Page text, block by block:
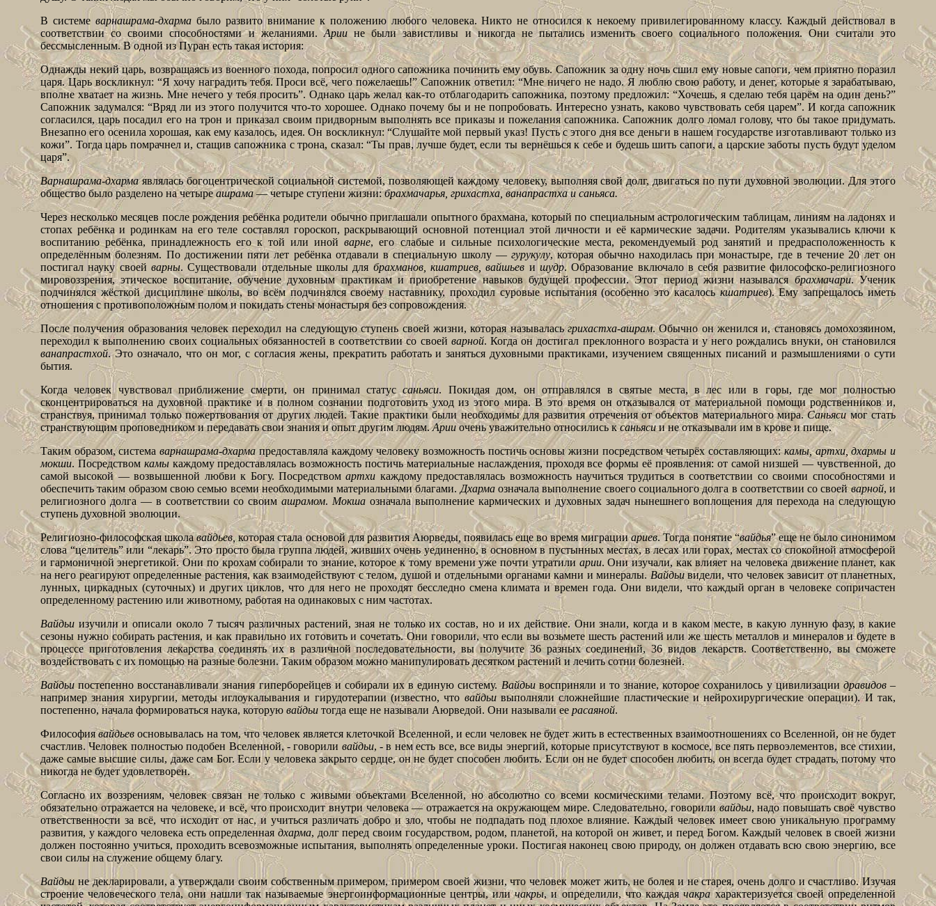
В системе варнашрама-дхарма было развито внимание к положению любого человека. Никто не относился к некоему привилегированному классу. Каждый действовал в
соответствии со своими способностями и желаниями.Ариине были завистливы и никогда не пытались изменить своего социального положения. Они считали это
бессмысленным. В одной из Пуран есть такая история:
Однажды некий царь, возвращаясь из военного похода, попросил одного сапожника починить ему обувь. Сапожник за одну ночь сшил ему новые сапоги, чем приятно поразил
царя. Царь воскликнул: “Я хочу наградить тебя. Проси всё, чего пожелаешь!” Сапожник ответил: “Мне ничего не надо. Я люблю свою работу, и денег, которые я зарабатываю,
вполне хватает на жизнь. Мне нечего у тебя просить”. Однако царь желал как-то отблагодарить сапожника, поэтому предложил: “Хочешь, я сделаю тебя царём на один день?”
Сапожник задумался: “Вряд ли из этого получится что-то хорошее. Однако почему бы и не попробовать. Интересно узнать, каково чувствовать себя царем”. И когда сапожник
согласился, царь посадил его на трон и приказал своим придворным выполнять все приказы и пожелания сапожника. Сапожник долго ломал голову, что бы такое придумать.
Внезапно его осенила хорошая, как ему казалось, идея. Он воскликнул: “Слушайте мой первый указ! Пусть с этого дня все деньги в нашем государстве изготавливают только из
кожи”. Тогда царь помрачнел и, стащив сапожника с трона, сказал: “Ты прав, лучше будет, если ты вернёшься к себе и будешь шить сапоги, а царские заботы пусть будут уделом
царя”.
Варнашрама-дхармаявлялась богоцентрической социальной системой, позволяющей каждому человеку, выполняя свой долг, двигаться по пути духовной эволюции. Для этого
общество было разделено на четыреашрама— четыре ступени жизни:брахмачарья, грихастха, ванапрастха и саньяса.
Через несколько месяцев после рождения ребёнка родители обычно приглашали опытного брахмана, который по специальным астрологическим таблицам, линиям на ладонях и
стопах ребёнка и родинкам на его теле составлял гороскоп, раскрывающий основной потенциал этой личности и её кармические задачи. Родителям указывались ключи к
воспитанию ребёнка, принадлежность его к той или инойварне, его слабые и сильные психологические места, рекомендуемый род занятий и предрасположенность к
определённым болезням. По достижении пяти лет ребёнка отдавали в специальную школу —гурукулу, которая обычно находилась при монастыре, где в течение 20 лет он
постигал науку своей варны. Существовали отдельные школы для брахманов, кшатриев, вайшьев ишудр. Образование включало в себя развитие философско-религиозного
мировоззрения, этическое воспитание, обучение духовным практикам и приобретение навыков будущей профессии. Этот период жизни назывался брахмачари. Ученик
подчинялся жёсткой дисциплине школы, во всём подчинялся своему наставнику, проходил суровые испытания (особенно это касалоськшатриев). Ему запрещалось иметь
отношения с противоположным полом и покидать стены монастыря без сопровождения.
После получения образования человек переходил на следующую ступень своей жизни, которая называласьгрихастха-ашрам. Обычно он женился и, становясь домохозяином,
переходил к выполнению своих социальных обязанностей в соответствии со своей варной. Когда он достигал преклонного возраста и у него рождались внуки, он становился
ванапрастхой. Это означало, что он мог, с согласия жены, прекратить работать и заняться духовными практиками, изучением священных писаний и размышлениями о сути
бытия.
Когда человек чувствовал приближение смерти, он принимал статуссаньяси. Покидая дом, он отправлялся в святые места, в лес или в горы, где мог полностью
сконцентрироваться на духовной практике и в полном сознании подготовить уход из этого мира. В это время он отказывался от материальной помощи родственников и,
странствуя, принимал только пожертвования от других людей. Такие практики были необходимы для развития отречения от объектов материального мира.Саньясимог стать
странствующим проповедником и передавать свои знания и опыт другим людям.Арииочень уважительно относились к саньясии не отказывали им в крове и пище.
Таким образом, системаварнашрама-дхарма предоставляла каждому человеку возможность постичь основы жизни посредством четырёх составляющих:камы, артхи, дхармы и
мокши. Посредствомкамы каждому предоставлялась возможность постичь материальные наслаждения, проходя все формы её проявления: от самой низшей — чувственной, до
самой высокой — возвышенной любви к Богу. Посредствомартхи каждому предоставлялась возможность научиться трудиться в соответствии со своими способностями и
обеспечить таким образом свою семью всеми необходимыми материальными благами. Дхармаозначала выполнение своего социального долга в соответствии со своейварной, и
религиозного долга — в соответствии со своимашрамом. Мокша означала выполнение кармических и духовных задач нынешнего воплощения для перехода на следующую
ступень духовной эволюции.
Религиозно-философская школавайдьев,которая стала основой для развития Аюрведы, появилась еще во время миграцииариев. Тогда понятие “вайдья” еще не было синонимом
слова “целитель” или “лекарь”. Это просто была группа людей, живших очень уединенно, в основном в пустынных местах, в лесах или горах, местах со спокойной атмосферой
и гармоничной энергетикой. Они по крохам собирали то знание, которое к тому времени уже почти утратили арии. Они изучали, как влияет на человека движение планет, как
на него реагируют определенные растения, как взаимодействуют с телом, душой и отдельными органами камни и минералы.Вайдьивидели, что человек зависит от планетных,
лунных, циркадных (суточных) и других циклов, что для него не проходят бесследно смена климата и времен года. Они видели, что каждый орган в человеке сопричастен
определенному растению или животному, работая на одинаковых с ним частотах.
Вайдьи изучили и описали около 7 тысяч различных растений, зная не только их состав, но и их действие. Они знали, когда и в каком месте, в какую лунную фазу, в какие
сезоны нужно собирать растения, и как правильно их готовить и сочетать. Они говорили, что если вы возьмете шесть растений или же шесть металлов и минералов и будете в
процессе приготовления лекарства соединять их в различной последовательности, вы получите 36 разных соединений, 36 видов лекарств. Соответственно, вы сможете
воздействовать с их помощью на разные болезни. Таким образом можно манипулировать десятком растений и лечить сотни болезней.
Вайдьипостепенно восстанавливали знания гиперборейцев и собирали их в единую систему.Вайдьивосприняли и то знание, которое сохранилось у цивилизациидравидов–
например знания хирургии, методы иглоукалывания и гирудотерапии (известно, что вайдьивыполняли сложнейшие пластические и нейрохирургические операции). И так,
постепенно, начала формироваться наука, которую вайдьи тогда еще не называли Аюрведой. Они называли ее расаяной.
Философиявайдьев основывалась на том, что человек является клеточкой Вселенной, и если человек не будет жить в естественных взаимоотношениях со Вселенной, он не будет
счастлив. Человек полностью подобен Вселенной, - говорили вайдьи, - в нем есть все, все виды энергий, которые присутствуют в космосе, все пять первоэлементов, все стихии,
даже самые высшие силы, даже сам Бог. Если у человека закрыто сердце, он не будет способен любить. Если он не будет способен любить, он всегда будет страдать, потому что
никогда не будет удовлетворен.
Согласно их воззрениям, человек связан не только с живыми объектами Вселенной, но абсолютно со всеми космическими телами. Поэтому всё, что происходит вокруг,
обязательно отражается на человеке, и всё, что происходит внутри человека — отражается на окружающем мире. Следовательно, говориливайдьи, надо повышать своё чувство
ответственности за всё, что исходит от нас, и учиться различать добро и зло, чтобы не подпадать под плохое влияние. Каждый человек имеет свою уникальную программу
развития, у каждого человека есть определенная дхарма, долг перед своим государством, родом, планетой, на которой он живет, и перед Богом. Каждый человек в своей жизни
должен постоянно учиться, проходить всевозможные испытания, выполнять определенные уроки. Постигая наконец свою природу, он должен отдавать всю свою энергию, все
свои силы на служение общему благу.
Вайдьи не декларировали, а утверждали своим собственным примером, примером своей жизни, что человек может жить, не болея и не старея, очень долго и счастливо. Изучая
строение человеческого тела, они нашли так называемые энергоинформационные центры, иличакры, и определили, что каждаячакрахарактеризуется своей определенной